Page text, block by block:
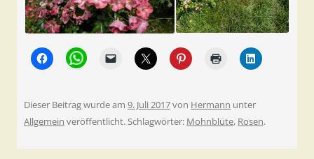
Dieser Beitrag wurde am 9. Juli 2017von Hermann unter
Allgemein veröffentlicht. Schlagwörter: Mohnblüte, Rosen.